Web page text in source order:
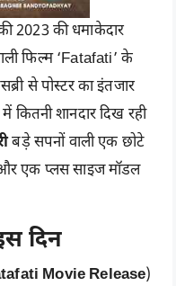
की 2023 की धमाकेदार
फिल्म ‘Fatafati’ के
से पोस्टर का इंतजार
कितनी शानदार दिख रही
बड़े सपनों वाली एक छोटे
और एक प्लस साइज मॉडल
दिन
Movie Release)